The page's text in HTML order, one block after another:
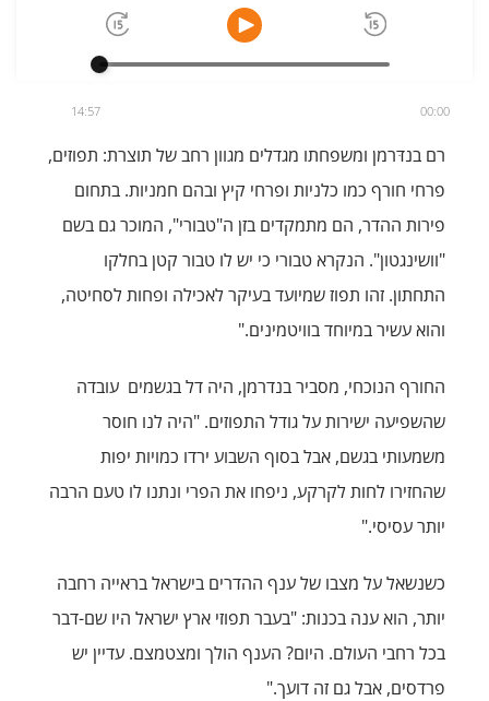
00:00
14:57
רם בנדּרמן ומשפחתו מגדלים מגוון רחב של תוצרת: תפוזים,
פרחי חורף כמו כלניות ופרחי קיץ ובהם חמניות. בתחום
פירות ההדר, הם מתמקדים בזן ה"טבורי", המוכר גם בשם
"וושינגטון". הנקרא טבורי כי יש לו טבור קטן בחלקו
התחתון. זהו תפוז שמיועד בעיקר לאכילה ופחות לסחיטה,
והוא עשיר במיוחד בוויטמינים."
החורף הנוכחי, מסביר בנדרמן, היה דל בגשמים עובדה
שהשפיעה ישירות על גודל התפוזים. "היה לנו חוסר
משמעותי בגשם, אבל בסוף השבוע ירדו כמויות יפות
שהחזירו לחות לקרקע, ניפחו את הפרי ונתנו לו טעם הרבה
יותר עסיסי."
כשנשאל על מצבו של ענף ההדרים בישראל בראייה רחבה
יותר, הוא ענה בכנות: "בעבר תפוזי ארץ ישראל היו שם-דבר
בכל רחבי העולם. היום? הענף הולך ומצטמצם. עדיין יש
פרדסים, אבל גם זה דועך."